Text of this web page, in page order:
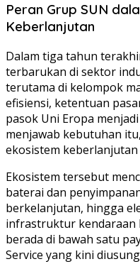
Peran Grup SUN
Keberlanjutan
Dalam tiga tahun
terbarukan di sektor
terutama di kelompok
efisiensi, ketentuan
pasok Uni Eropa
menjawab kebutuhan
ekosistem
Ekosistem tersebut
baterai dan
berkelanjutan, hingga
infrastruktur kendaraan
berada di bawah satu
Service yang kini